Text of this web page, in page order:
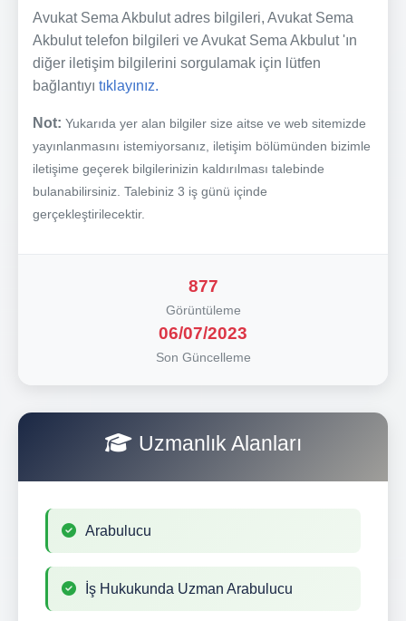
Avukat Sema Akbulut adres bilgileri, Avukat Sema
Akbulut telefon bilgileri ve Avukat Sema Akbulut 'ın
diğer iletişim bilgilerini sorgulamak için lütfen
bağlantıyı tıklayınız.
Not: Yukarıda yer alan bilgiler size aitse ve web sitemizde
yayınlanmasını istemiyorsanız, iletişim bölümünden bizimle
iletişime geçerek bilgilerinizin kaldırılması talebinde
bulanabilirsiniz. Talebiniz 3 iş günü içinde
gerçekleştirilecektir.
877
Görüntüleme
06/07/2023
Son Güncelleme
Uzmanlık Alanları
Arabulucu
İş Hukukunda Uzman Arabulucu